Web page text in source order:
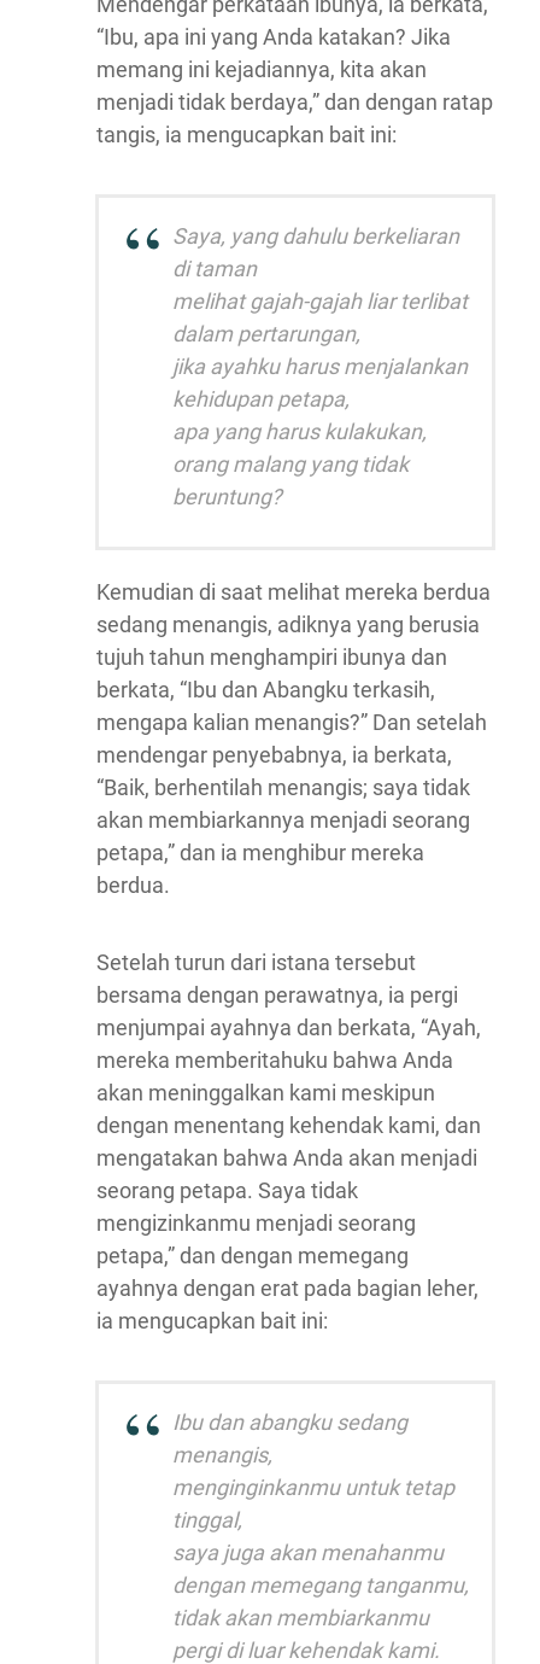
“Ibu, apa ini yang Anda katakan? Jika
memang ini kejadiannya, kita akan
menjadi tidak berdaya,” dan dengan ratap
tangis, ia mengucapkan bait ini:
Saya, yang dahulu berkeliaran
di taman
melihat gajah-gajah liar terlibat
dalam pertarungan,
jika ayahku harus menjalankan
kehidupan petapa,
apa yang harus kulakukan,
orang malang yang tidak
beruntung?
Kemudian di saat melihat mereka berdua
sedang menangis, adiknya yang berusia
tujuh tahun menghampiri ibunya dan
berkata, “Ibu dan Abangku terkasih,
mengapa kalian menangis?” Dan setelah
mendengar penyebabnya, ia berkata,
“Baik, berhentilah menangis; saya tidak
akan membiarkannya menjadi seorang
petapa,” dan ia menghibur mereka
berdua.
Setelah turun dari istana tersebut
bersama dengan perawatnya, ia pergi
menjumpai ayahnya dan berkata, “Ayah,
mereka memberitahuku bahwa Anda
akan meninggalkan kami meskipun
dengan menentang kehendak kami, dan
mengatakan bahwa Anda akan menjadi
seorang petapa. Saya tidak
mengizinkanmu menjadi seorang
petapa,” dan dengan memegang
ayahnya dengan erat pada bagian leher,
ia mengucapkan bait ini:
Ibu dan abangku sedang
menangis,
menginginkanmu untuk tetap
tinggal,
saya juga akan menahanmu
dengan memegang tanganmu,
tidak akan membiarkanmu
pergi di luar kehendak kami.